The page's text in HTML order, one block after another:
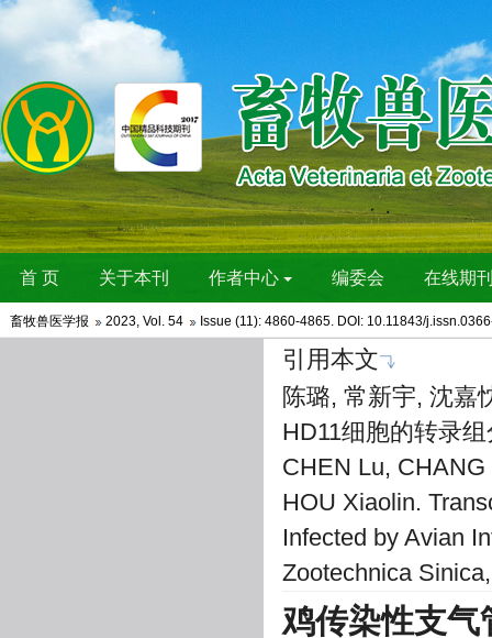
畜牧兽医学报 2023, Vol. 54 Issue (11): 4860-4865. DOI: 10.11843/
引用本文
陈璐, 常新宇, 沈嘉
HD11细胞的转录
CHEN Lu,
HOU Xiaolin.
Infected by Avian
Zootechnica
鸡传染性支气